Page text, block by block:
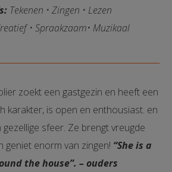
Tekenen • Zingen • Lezen
• Spraakzaam• Muzikaal
zoekt een gastgezin en heeft een
karakter, is open en enthousiast. en
sfeer. Ze brengt vreugde
geniet enorm van zingen! “She is a
the house”. – ouders